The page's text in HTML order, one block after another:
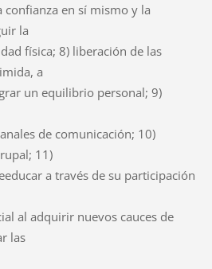
confianza en sí mismo y la
la
física; 8) liberación de las
a
un equilibrio personal; 9)
de comunicación; 10)
11)
a través de su participación
al adquirir nuevos cauces de
las